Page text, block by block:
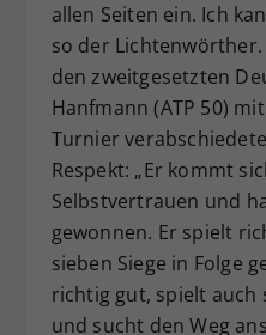
allen Seiten ein. Ich
so der
den zweitgesetzten
Hanfmann (ATP 50)
Turnier
Respekt: „Er kommt
Selbstvertrauen und
gewonnen. Er spielt
sieben Siege in Folge
richtig gut, spielt auch
und sucht den Weg